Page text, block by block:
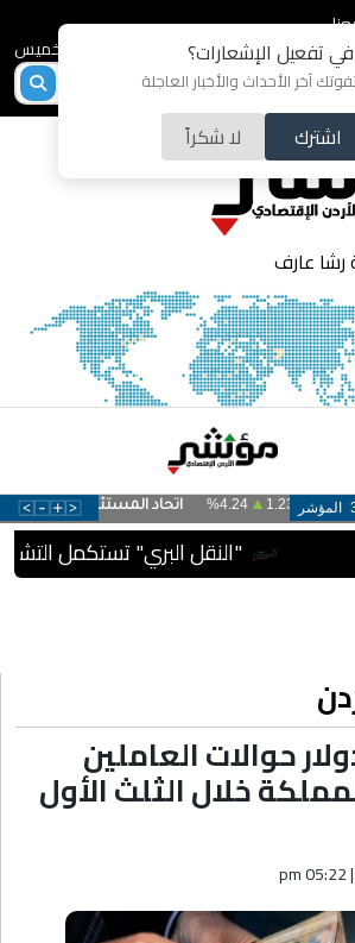
تفعيل الإشعارات؟
آخر الأحداث والأخبار العاجلة
اشترك لا شكراً
رشا عارف
"النقل البري" تستكمل
دولار حوالات العاملين
خلال الثلث الأول